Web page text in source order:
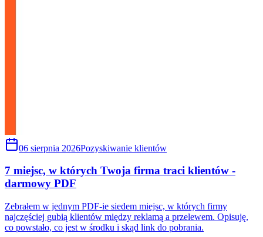
06 sierpnia 2026Pozyskiwanie klientów
7 miejsc, w których Twoja firma traci klientów -
darmowy PDF
Zebrałem w jednym PDF-ie siedem miejsc, w których firmy
najczęściej gubią klientów między reklamą a przelewem. Opisuję,
co powstało, co jest w środku i skąd link do pobrania.